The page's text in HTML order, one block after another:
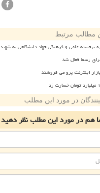
مطالب مرتبط
برجسته علمی و فرهنگی جهاد دانشگاهی به شهید
رسما فعال شد
اینترنت پرو می فروشند
در مورد این مطلب
همدر مورد این مطلبنظر دهید